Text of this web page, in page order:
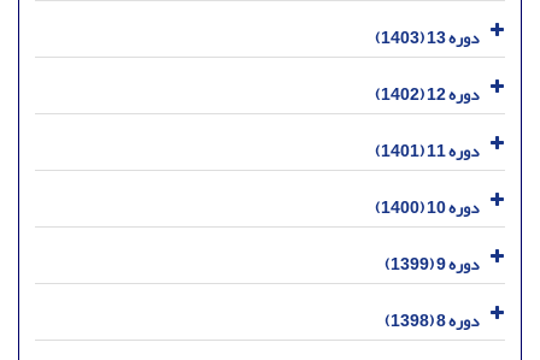
دوره 13 (1403)
دوره 12 (1402)
دوره 11 (1401)
دوره 10 (1400)
دوره 9 (1399)
دوره 8 (1398)